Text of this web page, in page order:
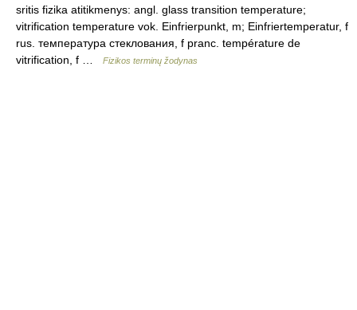
sritis fizika atitikmenys: angl. glass transition temperature;
vitrification temperature vok. Einfrierpunkt, m; Einfriertemperatur, f
rus. температура стеклования, f pranc. température de
vitrification, f …
Fizikos terminų žodynas